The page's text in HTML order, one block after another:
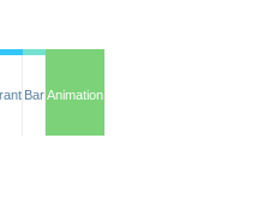
BarAnimation